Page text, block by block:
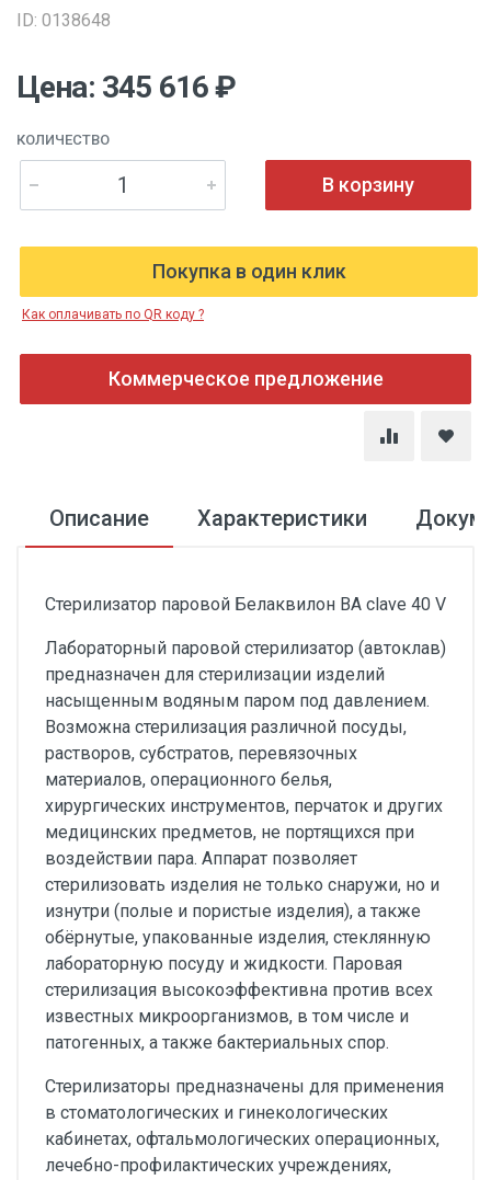
ID: 0138648
Цена: 345 616 ₽
КОЛИЧЕСТВО
В корзину
Покупка в один клик
Как оплачивать по QR коду ?
Коммерческое предложение
Описание Характеристики
Стерилизатор паровой Белаквилон BA clave 40 V
Лабораторный паровой стерилизатор (автоклав)
предназначен для стерилизации изделий
насыщенным водяным паром под давлением.
Возможна стерилизация различной посуды,
растворов, субстратов, перевязочных
материалов, операционного белья,
хирургических инструментов, перчаток и других
медицинских предметов, не портящихся при
воздействии пара. Аппарат позволяет
стерилизовать изделия не только снаружи, но и
изнутри (полые и пористые изделия), а также
обёрнутые, упакованные изделия, стеклянную
лабораторную посуду и жидкости. Паровая
стерилизация высокоэффективна против всех
известных микроорганизмов, в том числе и
патогенных, а также бактериальных спор.
Стерилизаторы предназначены для применения
в стоматологических и гинекологических
кабинетах, офтальмологических операционных,
лечебно-профилактических учреждениях,